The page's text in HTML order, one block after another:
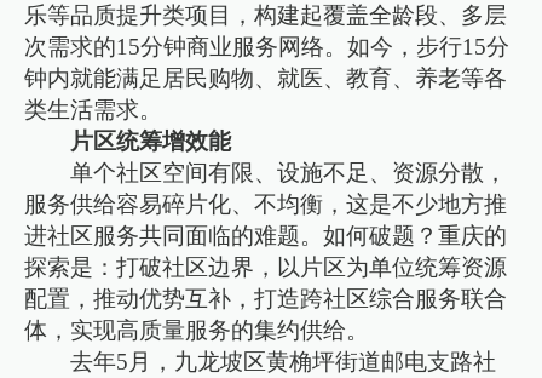
乐等品质提升类项目，构建起覆盖全龄段、多层
次需求的15分钟商业服务网络。如今，步行15分
钟内就能满足居民购物、就医、教育、养老等各
类生活需求。
片区统筹增效能
单个社区空间有限、设施不足、资源分散，
服务供给容易碎片化、不均衡，这是不少地方推
进社区服务共同面临的难题。如何破题？重庆的
探索是：打破社区边界，以片区为单位统筹资源
配置，推动优势互补，打造跨社区综合服务联合
体，实现高质量服务的集约供给。
去年5月，九龙坡区黄桷坪街道邮电支路社